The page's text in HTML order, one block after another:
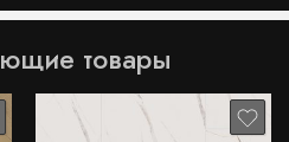
товары